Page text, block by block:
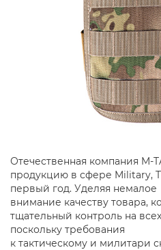
Отечественная компания M-
продукцию в сфере Military,
первый год. Уделяя немалое
внимание качеству товара,
тщательный контроль на
поскольку требования
к тактическому и милитари